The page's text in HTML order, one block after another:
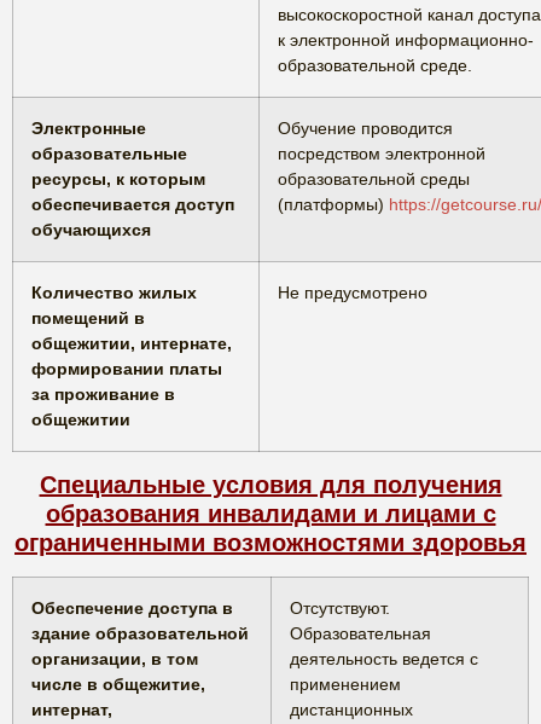
высокоскоростной канал доступа
к электронной информационно-
образовательной среде.
Электронные
образовательные
ресурсы, к которым
обеспечивается доступ
обучающихся
Обучение проводится
посредством электронной
образовательной среды
(платформы) https://getcourse.ru/
Количество жилых
помещений в
общежитии, интернате,
формировании платы
за проживание в
общежитии
Не предусмотрено
Специальные условия для получения
образования инвалидами и лицами с
ограниченными возможностями здоровья
Обеспечение доступа в
здание образовательной
организации, в том
числе в общежитие,
интернат,
Отсутствуют.
Образовательная
деятельность ведется с
применением
дистанционных